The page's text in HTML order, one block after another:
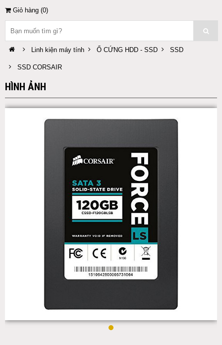
Giỏ hàng (0)
Linh kiện máy tính Ổ CỨNG HDD - SSD SSD
SSD CORSAIR
HÌNH ẢNH